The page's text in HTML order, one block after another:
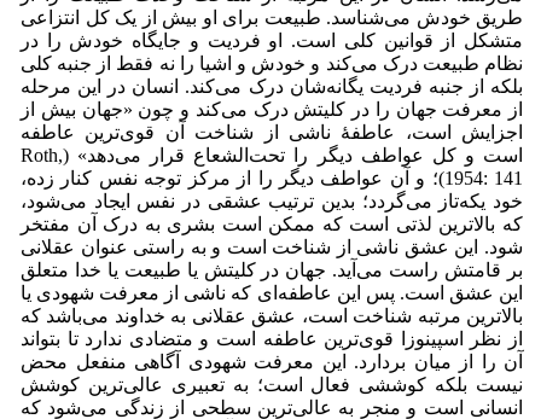
طریق خودش می‌‌شناسد. طبیعت برای او بیش از یک کل انتزاعی
متشکل از قوانین کلی است. او فردیت و جایگاه خودش را در
نظام طبیعت درک می‌‌کند و خودش و اشیا را نه فقط از جنبه کلی
بلکه از جنبه فردیت یگانه‌شان درک می‌‌کند. انسان در این مرحله
از معرفت جهان را در کلیتش درک می‌‌کند و چون «جهان بیش از
اجزایش است، عاطفۀ ناشی از شناخت آن قوی‌ترین عاطفه
است و کل عواطف دیگر را تحت‌الشعاع قرار می‌‌دهد» (Roth,
1954: 141)؛ و آن عواطف دیگر را از مرکز توجه نفس کنار زده،
خود یکه‌تاز می‌‌گردد؛ بدین ترتیب عشقی در نفس ایجاد می‌‌شود،
که بالاترین لذتی است که ممکن است بشری به درک آن مفتخر
شود. این عشق ناشی از شناخت است و به راستی عنوان عقلانی
بر قامتش راست می‌‌آید. جهان در کلیتش یا طبیعت یا خدا متعلق
این عشق است. پس این عاطفه‌ای که ناشی از معرفت شهودی یا
بالاترین مرتبه شناخت است، عشق عقلانی به خداوند می‌‌باشد که
از نظر اسپینوزا قوی‌ترین عاطفه است و متضادی ندارد تا بتواند
آن را از میان بردارد. این معرفت شهودی آگاهی منفعل محض
نیست بلکه کوششی فعال است؛ به تعبیری عالی‌ترین کوشش
انسانی است و منجر به عالی‌ترین سطحی از زندگی می‌‌شود که